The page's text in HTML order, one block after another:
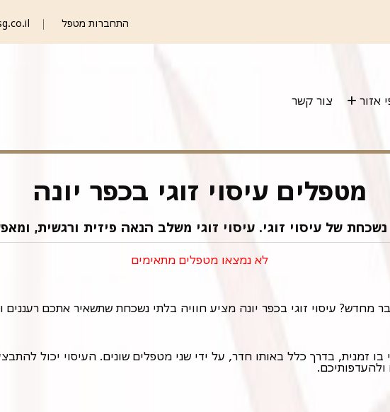
התחברות מטפל
אזור צור קשר
מטפלים עיסוי זוגי בכפר יונה
של עיסוי זוגי. עיסוי זוגי משלב הנאה פיזית ורגשית,
לא נמצאו מטפלים מתאימים
מחדש? עיסוי זוגי בכפר יונה מציע חוויה בלתי נשכחת שתשאיר אתכם רעננים